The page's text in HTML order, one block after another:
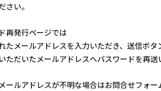
さい。
再発行ページでは
たメールアドレスを入力いただき、送信ボタ
ただいたメールアドレスへパスワードを再送
ールアドレスが不明な場合はお問合せフォー